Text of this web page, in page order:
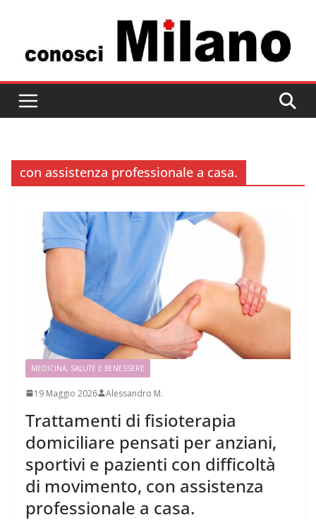
contenuto
con assistenza professionale a casa.
MEDICINA, SALUTE E BENESSERE
19 Maggio 2026 Alessandro M.
Trattamenti di fisioterapia
domiciliare pensati per anziani,
sportivi e pazienti con difficoltà
di movimento, con assistenza
professionale a casa.